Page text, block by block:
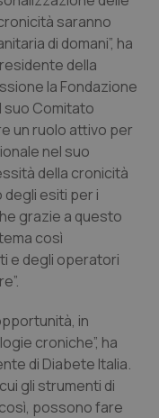
saranno
di domani”, ha
della
la Fondazione
suo Comitato
un ruolo attivo per
nel suo
della cronicità
degli esiti per i
grazie a questo
così
e degli operatori
in
croniche”, ha
di Diabete Italia.
gli strumenti di
così, possono fare